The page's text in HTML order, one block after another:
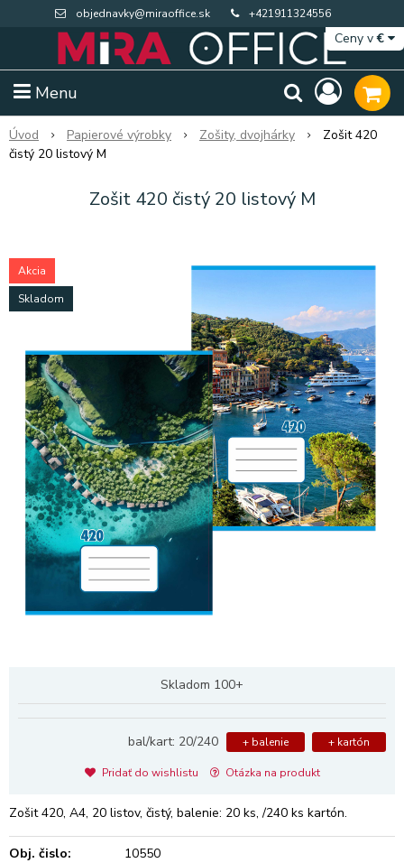
objednavky@miraoffice.sk +421911324556
Menu
Ceny v€
Extra výpredaj zásob Výpredaj BTS
Úvod Papierové výrobky Zošity, dvojhárky
Zošit 420
čistý 20 listový M
Zošit 420 čistý 20 listový M
Akcia
Skladom
Skladom 100+
bal/kart: 20/240 + balenie + kartón
Pridať do wishlistu Otázka na produkt
Zošit 420, A4, 20 listov, čistý, balenie: 20 ks, /240 ks kartón.
Obj. čislo:
10550